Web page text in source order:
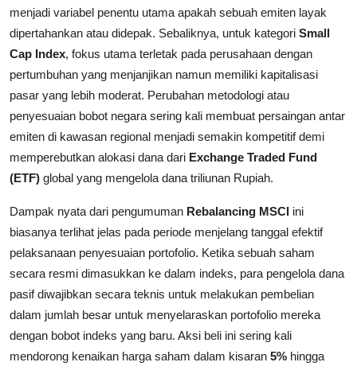
menjadi variabel penentu utama apakah sebuah emiten layak
dipertahankan atau didepak. Sebaliknya, untuk kategori Small
Cap Index, fokus utama terletak pada perusahaan dengan
pertumbuhan yang menjanjikan namun memiliki kapitalisasi
pasar yang lebih moderat. Perubahan metodologi atau
penyesuaian bobot negara sering kali membuat persaingan antar
emiten di kawasan regional menjadi semakin kompetitif demi
memperebutkan alokasi dana dari Exchange Traded Fund
(ETF) global yang mengelola dana triliunan Rupiah.
Dampak nyata dari pengumuman Rebalancing MSCI ini
biasanya terlihat jelas pada periode menjelang tanggal efektif
pelaksanaan penyesuaian portofolio. Ketika sebuah saham
secara resmi dimasukkan ke dalam indeks, para pengelola dana
pasif diwajibkan secara teknis untuk melakukan pembelian
dalam jumlah besar untuk menyelaraskan portofolio mereka
dengan bobot indeks yang baru. Aksi beli ini sering kali
mendorong kenaikan harga saham dalam kisaran 5% hingga